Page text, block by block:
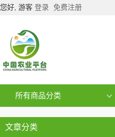
您好, 游客 登录 免费注册
所有商品分类
文章分类